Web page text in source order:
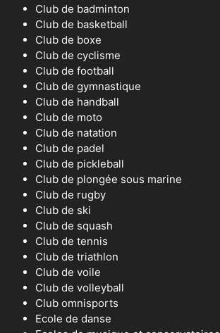
Club de badminton
Club de basketball
Club de boxe
Club de cyclisme
Club de football
Club de gymnastique
Club de handball
Club de moto
Club de natation
Club de padel
Club de pickleball
Club de plongée sous marine
Club de rugby
Club de ski
Club de squash
Club de tennis
Club de triathlon
Club de voile
Club de volleyball
Club omnisports
Ecole de danse